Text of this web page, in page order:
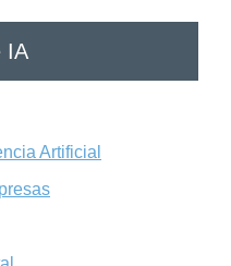
IA
Artificial